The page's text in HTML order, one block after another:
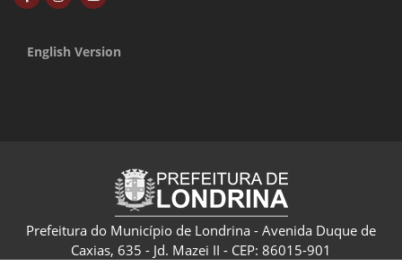
English Version
Prefeitura do Município de Londrina - Avenida Duque de
Caxias, 635 - Jd. Mazei II - CEP: 86015-901